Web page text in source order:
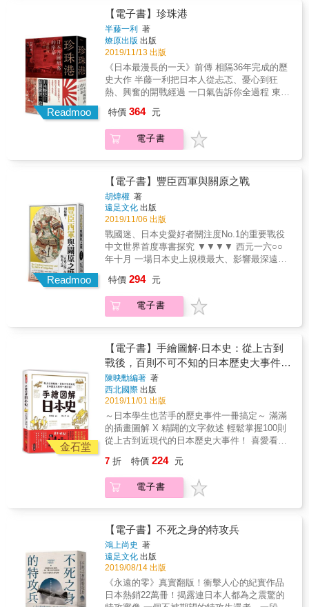
軍）和山名方（西軍）爆發全面衝突。 衝突初
始，將軍足利義政，態度中立，向細川勝元和
山名宗全雙方發出停戰命令。未料一周後的6月
1日，義政態度轉變。當天，細川勝元面見足利
義政，請求頒發處罰山名宗全的綸旨（綸旨為
奉天皇意向，由天皇近臣發佈的命令文書）。
即使與山名宗全私通的日野勝光反對，兩日後
的6月3日足利義政仍把將軍旗幟交給了細川勝
元。山名宗全的西鈞則被烙上「賊軍」的印
記。 「因為將軍失去中立的地位，戰爭的調停
者也就消失了。如果不迅速把已打上『賊軍』
烙印的山名一方鎮壓下去，戰爭就沒有辦法很
入京，西軍如虎添翼。此時足利義政擔憂戰事
激化，向西軍的畠山義就送去御內書、要求雙
方議和。然而，足利義政的講和方案錯過了時
機。如今想憑藉畠山義就抽身就能結束戰亂，
已無可能。西軍無視議和方案，繼續猛攻東軍
&hellip;&hellip;。 & ◎將軍的家務事，演變為
火燒京都的天下事 此外，將軍足利義政之弟足
利義視的存在，亦導致這場戰亂愈趨複雜。 在
大戰爆發前三年的1464年，將軍足利義政由於
為足利義視，自此兩兄弟即遭受命運捉弄。翌
年，義政之妻日野富子誕下兒子（後來的義
尚），原本等待繼位的小叔義視此後進退兩
難。 適逢畠山家督爭奪戰，「足利義視算得上
下任將軍候補了，他可能把這場大亂視作顯示
自己領導才能的絕佳機會。正如鈴木良一所
說，為壓制足利義視，足利義政想要把伊勢貞
親召回來，對於足利義視而言，如何樹立自己
的權威，確實是迫在眉睫的問題。」作者分
析。 經歷這一戰，試圖抑制戰事擴大的足利義
政和幹勁十足、想積攢戰功的弟弟足利義視意
見分歧。最終於應仁2年（1468）11月，大內政
軍。如此一來，便出現了兩個將軍並存的局
面。西軍模仿幕府，建立了自己的政治機構，
即「西幕府」。 & 以上兩項重要事件，引爆、
攻城武器登場、戰爭方法改變在內多項條件影
響。過去由於出場人物太多、主支線盤根錯節
而令人卻步的應仁之亂，在本書作者清晰的輪
廓梳理加以淺顯易懂的文字解說，將有助所有
對日本中世史感興趣的朋友一探究竟，對不只
這場戰爭、包括這個迷人的時代，建立更多認
識。
邊是保守主義的化身。中國人喜歡回顧過去，
日本人喜歡展望未來。當面臨一項新的計畫
時，中國人首先考慮的是如何反對該項計畫，
日本人則以極為樂觀與善意的心態迎接任何新
點子&hellip;&hellip;。」 這段話充分顯露出當
時的西方記者已經察覺到中日兩國在面臨西方
文明的衝擊後，所表現出來的截然不同的因應
方式。一邊是斷然拋捨舊文明，迎向新文明；
一邊是繼續窩在老祖宗的文化遺產中尋求慰
近代化之謎 & 為什麼日本在1854年被培里撞開
國門之後，只經過了十四年的摸索，便於1868
年，由明治天皇代表維新政府宣誓「打破舊來
這無疑是一項引進西方文明的國策宣言。 & 相
反地，為什麼中國在1840年鴉片戰爭、1842年
南京條約之後，經過半個世紀以上的蹉陀，仍
見不到全面性的改革行動。直到1894年中日甲
午戰爭爆發乃至慘敗，翌年簽訂馬關條約，之
後，中國才比較清醒過來，才於1898年由康有
為、梁啟超等人主導變法維新──而且只持續一
本於1871年派遣「半個政府」，花一年又九個
月的時間，前往歐美十二個國家，一心一意地
吸取西方文明，而二十九年後（1900年），中
就摸清楚世界的情勢、自己在這個世界情勢中
的處境、以及今後應該努力的方向，中國卻蹉
跎了半個世紀之後，還在玩攘夷的遊戲？ & 本
書將透過抽絲剝繭的細膩分析，為讀者解析明
治維新的生成背景及其成功原因。它為何而
起、如何告終？哪些人物參與其中，他們又曾
做下哪些改變歷史的決定？內容依照時序，自
黑船叩關、開國攘夷兩派爭執不下、薩長同盟
的成立，到明治政府為引進積極西方文明所做
的各項努力，深入淺出，是所有對日本近代化
Readmoo
【電子書】珍珠港
半藤一利
著
燎原出版 出版
2019/11/13 出版
《日本最漫長的一天》前傳 相隔36年完成的歷
史大作 半藤一利把日本人從忐忑、憂心到狂
熱、興奮的開戰經過 一口氣告訴你全過程 東京
生死 日本一副戰爭迫在眉睫，不得不發動的態
勢 美國則是憂心忡忡，明知戰爭無法迴避，只
能推拖拉，延後戰爭的發生 但是，戰爭在美國
1941年，國際局勢充滿了詭譎。中日戰爭在日
本咄咄逼人的態勢下，不斷往中國內陸推進，
同時竊據中南半島，覬覦南方油田的企圖昭然
若揭。德國鐵騎橫掃西歐，對莫斯科也形成合
圍之勢，軸心國一統天下的態勢再明顯不過
了。歷史的滔滔潮流，已經變成了任誰也無法
阻擋的激流。 在12月的關鍵一週，雙方交涉來
來回回，就是無法有個明確的結果。日本固然
是有意拖延，美方在破解日本的密碼電報的情
態。 另一方面，日本的大眾傳播媒體也擺出一
副好戰勇猛的陣仗。「發動一億總進軍」、
「應當配合國民的覺悟，全力集中完備國內各
說是一片鑼鼓喧天，感染了每一個日本國民。
對日本民眾來說，「亞洲民族的解放」，就是
他們這個世代的使命&mdash;或者說，想要去
相信這一點。 在兵棋推演上沒有成功過的珍珠
港作戰，最後還是一意孤行的打下去了。日本
明知道為了生存，必須做點什麼，但卻是選擇
了戰爭這一條路。對於日本全國來說，這就是
所謂的聖戰！「羅斯福、邱吉爾這些傢伙，乃
為憎惡戰爭，所以才斷然決心投入戰爭的。這
是一場為滅絕戰爭而戰的戰役。現在日本在進
行的，正是將戰爭這種不祥之事從根本擊潰的
「必須是日本先開第一槍」 戰爭危機一觸即
發，美國多次有機會警告軍隊卻總是延誤戎
機。羅斯福致天皇的親筆信函也是陰差陽錯地
在開戰前半夜送達。 「希望由日本方面，來大
膽採取最初且明確的行動」，換句話說「必須
是日本先開第一槍」。相信珍珠港攻擊乃是陰
謀論的一派始終認為，美國才是戰爭的始作俑
特價 364 元
電子書
Readmoo
【電子書】豐臣西軍與關原之戰
胡煒權 著
遠足文化 出版
2019/11/06 出版
戰國迷、日本史愛好者關注度No.1的重要戰役
中文世界首度專書探究 ▼▼▼▼ 西元一六○○
年十月 一場日本史上規模最大、影響最深遠的
過數小時，隨即決定勝敗 日本往後四百年的走
向，亦於此刻塵埃落定&hellip;&hellip; 為何參
戰人數刷新過往紀錄的關原之戰 不到半天便宣
不破郡關原（今．岐阜縣不破郡關原町）爆發
了一場日本史上規模最大、影響深遠的會戰
&mdash;&mdash;史稱「關原之戰」。 在這個
面積僅僅二十六平方公里、四方被山谷包圍的
狹小平地裡，交戰雙方經過數小時惡鬥，不僅
在一天之內便決定了勝敗，也決定了日本歷史
往後四百年的走向。 ⊙叱吒風雲十多年的豐臣
政權崩解，新霸主誕生！ 曾經威名赫赫、歷史
性統一日本的豐臣政權，在十五年後灰飛煙
滅，取而代之的是此戰的最大勝利者德川家
個、也是最後一個，更是歷時最長久的武士政
權，並實現了日本史上罕見的太平時代。 在這
場戰爭中，德川家康及追隨他的大名們（史稱
貴，或領地倍增，或成為其後德川幕府的心腹
和仰賴的助力。他們當中也有不少與德川家一
起安然走過近三百年的江戶時期。直到現在，
其子孫後代與家名仍廣為人知。 ⊙戰場上的勝
敗，決定往後數百年的榮光或罵名 然而，在這
些「豐臣東軍」之外，為他們成就名利作出
特價 294 元
電子書
金石堂
【電子書】手繪圖解‧日本史：從上古到
戰後，百則不可不知的日本歷史大事件一
網打盡！
陳映勳編著 著
西北國際 出版
2019/11/01 出版
～日本學生也苦手的歷史事件一冊搞定～ 滿滿
的插畫圖解 X 精闢的文字敘述 輕鬆掌握100則
從上古到近現代的日本歷史大事件！ 喜愛看日
想融入劇情而主動搜尋歷史典故，卻發現其背
後的歷史太複雜，越查越頭大？每年都要去日
本旅遊的你，在享受醇厚傳統風情文化的同
&hellip;&hellip;」面對精彩豐富的日本歷史，雖
然許多人名、時代和事件的名詞都耳熟能詳，
但是實際上發生了什麼事、怎麼演變至今，卻
是一知半解。 ★ 日本史讀起來也可以很有哏！
本書以輕鬆的圖解插畫、淺顯易懂的文字，搭
配時代軸線，列出日本舊石器時代～21世紀
間，100則大家最好奇的歷史事件及文化，讓你
7 折 特價 224 元
電子書
【電子書】不死之身的特攻兵
鴻上尚史 著
遠足文化 出版
2019/08/14 出版
《永遠的零》真實翻版！衝擊人心的紀實作品
日本熱銷22萬冊！揭露連日本人都為之震驚的